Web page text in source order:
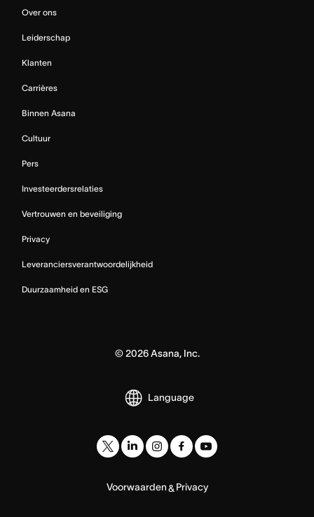
Over ons
Leiderschap
Klanten
Carrières
Binnen Asana
Cultuur
Pers
Investeerdersrelaties
Vertrouwen en beveiliging
Privacy
Leveranciersverantwoordelijkheid
Duurzaamheid en ESG
© 2026Asana, Inc.
Language
Voorwaarden& Privacy